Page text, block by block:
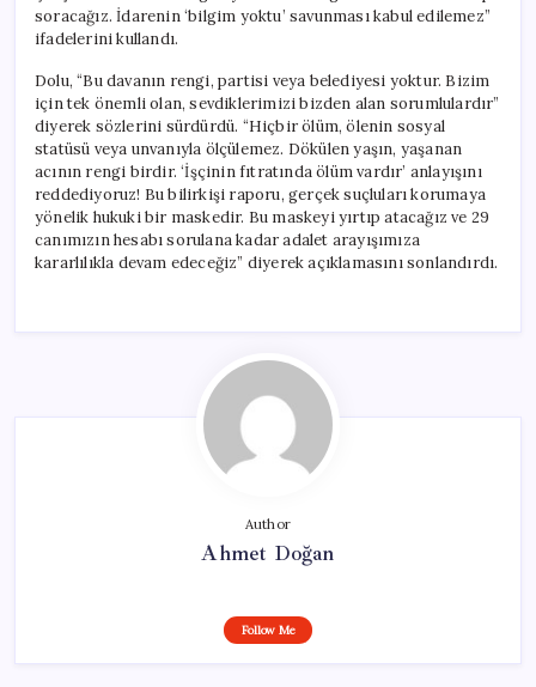
soracağız. İdarenin ‘bilgim yoktu’ savunması kabul edilemez”
ifadelerini kullandı.
Dolu, “Bu davanın rengi, partisi veya belediyesi yoktur. Bizim
için tek önemli olan, sevdiklerimizi bizden alan sorumlulardır”
diyerek sözlerini sürdürdü. “Hiçbir ölüm, ölenin sosyal
statüsü veya unvanıyla ölçülemez. Dökülen yaşın, yaşanan
acının rengi birdir. ‘İşçinin fıtratında ölüm vardır’ anlayışını
reddediyoruz! Bu bilirkişi raporu, gerçek suçluları korumaya
yönelik hukuki bir maskedir. Bu maskeyi yırtıp atacağız ve 29
canımızın hesabı sorulana kadar adalet arayışımıza
kararlılıkla devam edeceğiz” diyerek açıklamasını sonlandırdı.
Author
Ahmet Doğan
Follow Me